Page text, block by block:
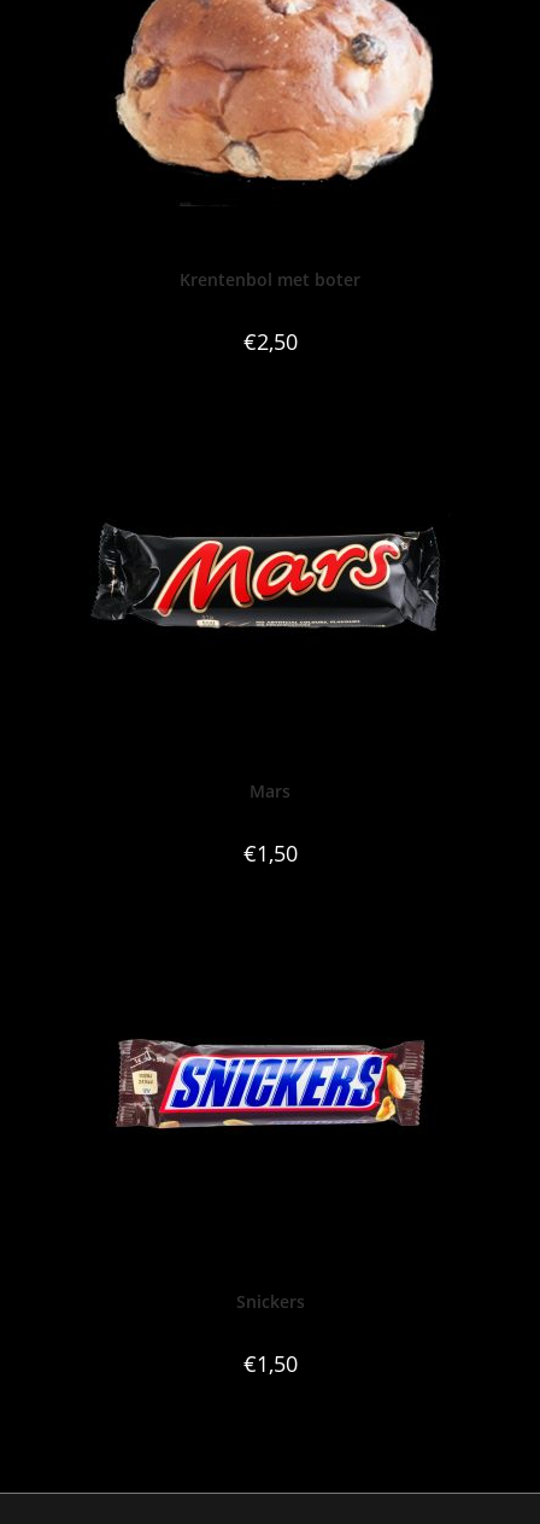
Krentenbol met boter
€2,50
Mars
€1,50
Snickers
€1,50